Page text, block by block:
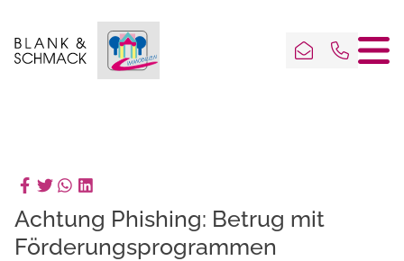
Achtung Phishing: Betrug mit
Förderungsprogrammen